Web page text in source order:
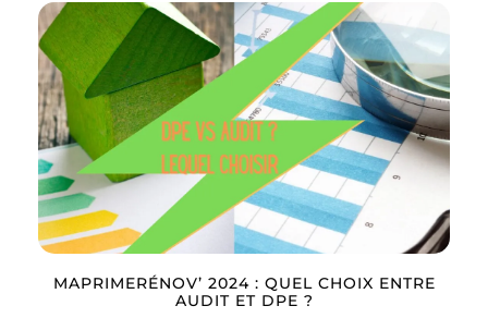
MAPRIMERÉNOV’ 2024 : QUEL CHOIX ENTRE
AUDIT ET DPE ?